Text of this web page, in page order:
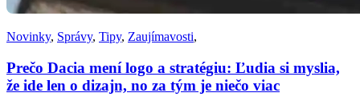
Novinky, Správy, Tipy, Zaujímavosti,
Prečo Dacia mení logo a stratégiu: Ľudia si myslia,
že ide len o dizajn, no za tým je niečo viac